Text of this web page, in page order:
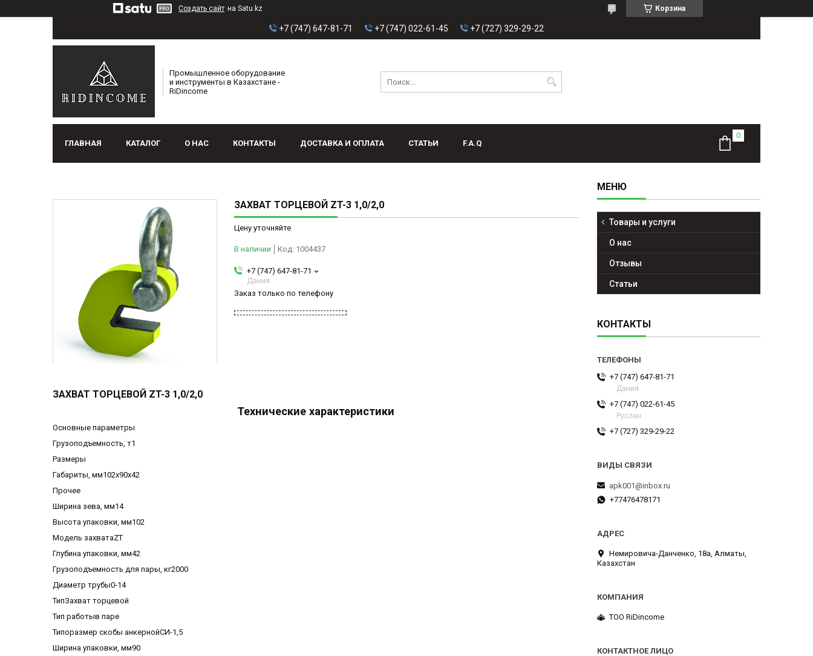
Создать сайт на Satu.kz Корзина
+7 (747) 647-81-71 +7 (747) 022-61-45 +7 (727) 329-29-22
Промышленное оборудование
и инструменты в Казахстане -
RiDincome
ГЛАВНАЯ КАТАЛОГ О НАС КОНТАКТЫ ДОСТАВКА И ОПЛАТА СТАТЬИ F.A.Q
ЗАХВАТ ТОРЦЕВОЙ ZT-3 1,0/2,0
Цену уточняйте
В наличии Код: 1004437
+7 (747) 647-81-71
Дания
Заказ только по телефону
ЗАХВАТ ТОРЦЕВОЙ ZT-3 1,0/2,0
Технические характеристики
Основные параметры
Грузоподъемность, т1
Размеры
Габариты, мм102х90х42
Прочее
Ширина зева, мм14
Высота упаковки, мм102
Модель захватаZT
Глубина упаковки, мм42
Грузоподъемность для пары, кг2000
Диаметр трубы0-14
ТипЗахват торцевой
Тип работыв паре
Типоразмер скобы анкернойСИ-1,5
Ширина упаковки, мм90
Товары и услуги
О нас
Отзывы
Статьи
КОНТАКТЫ
+7 (747) 647-81-71
Дания
+7 (747) 022-61-45
Руслан
+7 (727) 329-29-22
apk001@inbox.ru
+77476478171
Немировича-Данченко, 18а, Алматы,
Казахстан
ТОО RiDincome